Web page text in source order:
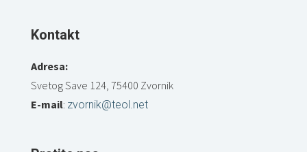
Kontakt
Adresa:
Svetog Save 124, 75400 Zvornik
E-mail: zvornik@teol.net